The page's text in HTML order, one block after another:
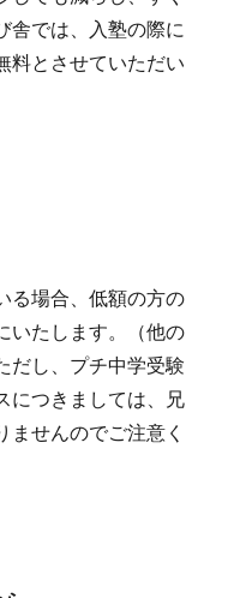
舎では、入塾の際に
料とさせていただい
る場合、低額の方の
いたします。（他の
だし、プチ中学受験
につきましては、兄
ませんのでご注意く